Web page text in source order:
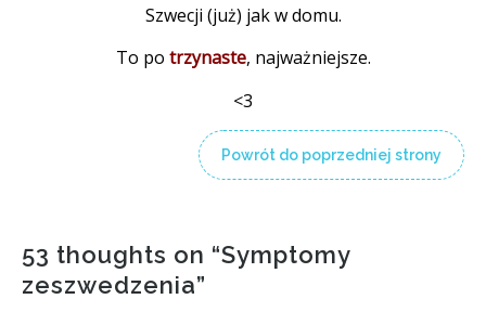
Szwecji (już) jak w domu.
To po trzynaste, najważniejsze.
<3
Powrót do poprzedniej strony
53 thoughts on “Symptomy
zeszwedzenia”